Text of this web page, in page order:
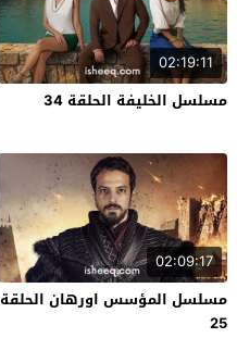
02:19:11
مسلسل الخليفة الحلقة 34
02:09:17
مسلسل المؤسس اورهان الحلقة
25